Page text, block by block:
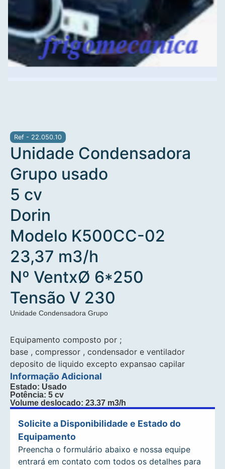
Ref - 22.050.10
Unidade Condensadora
Grupo usado
5 cv
Dorin
Modelo K500CC-02
23,37 m3/h
Nº VentxØ 6*250
Tensão V 230
Unidade Condensadora Grupo
Equipamento composto por ;
base , compressor , condensador e ventilador
deposito de liquido excepto expansao capilar
Informação Adicional
Estado: Usado
Potência: 5 cv
Volume deslocado: 23.37 m3/h
Solicite a Disponibilidade e Estado do
Equipamento
Preencha o formulário abaixo e nossa equipe
entrará em contato com todos os detalhes para